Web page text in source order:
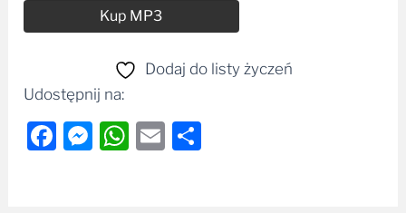
Kup MP3
Dodaj do listy życzeń
Udostępnij na:
Facebook
Messenger
WhatsApp
Email